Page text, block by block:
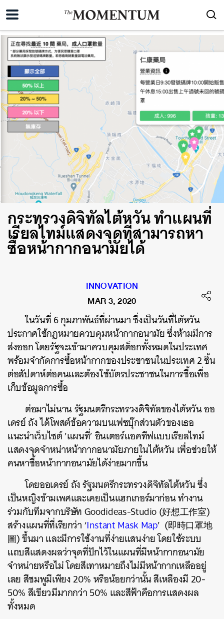
กระทรวงดิจิทัลไต้หวัน ทำแผนที่
เรียลไทม์แสดงจุดที่สามารถหา
ซื้อหน้ากากอนามัยได้
INNOVATION
MAR 3, 2020
ในวันที่ 6 กุมภาพันธ์ที่ผ่านมา ซึ่งเป็นวันที่ไต้หวัน
ประกาศใช้กฎหมายควบคุมหน้ากากอนามัย ซึ่งห้ามมีการ
ส่งออก โดยรัฐจะเข้ามาควบคุมสต็อกทั้งหมดในประเทศ
พร้อมจำกัดการซื้อหน้ากากของประชาชนในประเทศ 2 ชิ้น
ต่อสัปดาห์ต่อคนและต้องใช้บัตรประชาชนในการซื้อเพื่อ
เก็บข้อมูลการซื้อ
ต่อมาไม่นาน รัฐมนตรีกระทรวงดิจิทัลของไต้หวัน ออ
เดรย์ ถัง ได้โพสต์ข้อความบนเฟซบุ๊กส่วนตัวของเธอ
แนะนำเว็บไซต์ ’แผนที่’ อินเตอร์แอคทีฟแบบเรียลไทม์
แสดงจุดจำหน่าหน้ากากอนามัยภายในไต้หวัน เพื่อช่วยให้
คนหาซื้อหน้ากากอนามัยได้ง่ายมากขึ้น
โดยออเดรย์ ถัง รัฐมนตรีกระทรวงดิจิทัลไต้หวัน ซึ่ง
เป็นหญิงข้ามเพศและเคยเป็นแฮกเกอร์มาก่อน ทำงาน
ร่วมกับทีมจากบริษัท Goodideas-Studio (好想工作室)
สร้างแผนที่ที่เรียกว่า ‘Instant Mask Map’ (即時口罩地
圖) ขึ้นมา และมีการใช้งานที่ง่ายแสนง่าย โดยใช้ระบบ
แถบสีแสดงผลว่าจุดที่ปักไว้ในแผนที่มีหน้ากากอนามัย
จำหน่ายหรือไม่ โดยสีเทาหมายถึงไม่มีหน้ากากเหลืออยู่
เลย สีชมพูมีเพียง 20% หรือน้อยกว่านั้น สีเหลืองมี 20-
50% สีเขียวมีมากกว่า 50% และสีฟ้าคือการแสดงผล
ทั้งหมด